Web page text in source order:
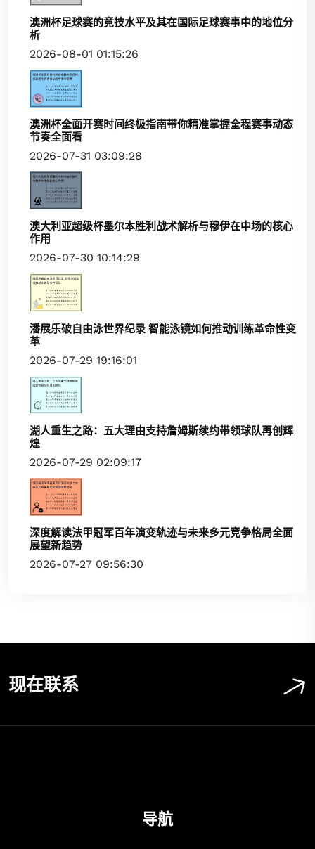
澳洲杯足球赛的竞技水平及其在国际足球赛事中的地位分
析
2026-08-01 01:15:26
澳洲杯全面开赛时间终极指南带你精准掌握全程赛事动态
节奏全面看
2026-07-31 03:09:28
澳大利亚超级杯墨尔本胜利战术解析与穆伊在中场的核心
作用
2026-07-30 10:14:29
潘展乐破自由泳世界纪录 智能泳镜如何推动训练革命性变
革
2026-07-29 19:16:01
湖人重生之路：五大理由支持詹姆斯续约带领球队再创辉
煌
2026-07-29 02:09:17
深度解读法甲冠军百年演变轨迹与未来多元竞争格局全面
展望新趋势
2026-07-27 09:56:30
现在联系
导航